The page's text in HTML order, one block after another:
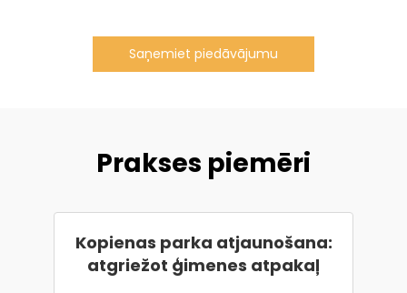
Saņemiet piedāvājumu
Prakses piemēri
Kopienas parka atjaunošana:
atgriežot ģimenes atpakaļ